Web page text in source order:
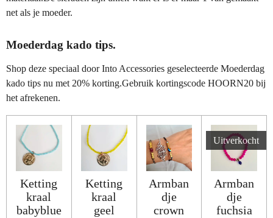
net als je moeder.
Moederdag kado tips.
Shop deze speciaal door Into Accessories geselecteerde Moederdag
kado tips nu met 20% korting.Gebruik kortingscode HOORN20 bij
het afrekenen.
Ketting
kraal
babyblue
Ketting
kraal
geel
Armban
dje
crown
Uitverkocht
Armban
dje
fuchsia